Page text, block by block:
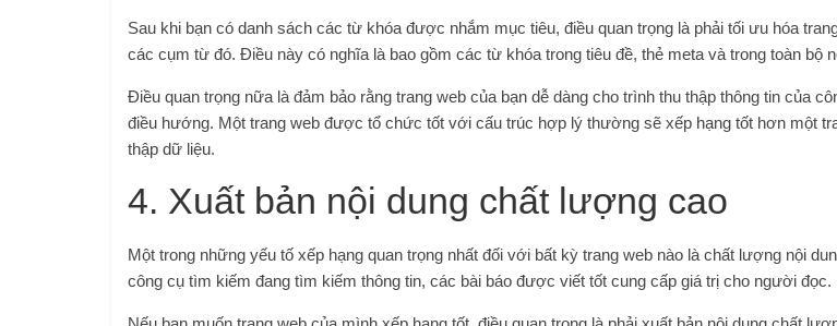
Sau khi bạn có danh sách các từ khóa được nhắm mục tiêu, điều quan trọng là phải tối ưu hóa
các cụm từ đó. Điều này có nghĩa là bao gồm các từ khóa trong tiêu đề, thẻ meta và trong toàn bộ
Điều quan trọng nữa là đảm bảo rằng trang web của bạn dễ dàng cho trình thu thập thông tin của
điều hướng. Một trang web được tổ chức tốt với cấu trúc hợp lý thường sẽ xếp hạng tốt hơn một
thập dữ liệu.
4. Xuất bản nội dung chất lượng cao
Một trong những yếu tố xếp hạng quan trọng nhất đối với bất kỳ trang web nào là chất lượng nội
công cụ tìm kiếm đang tìm kiếm thông tin, các bài báo được viết tốt cung cấp giá trị cho người đọc.